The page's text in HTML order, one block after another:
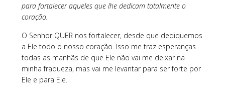
para fortalecer aqueles que lhe dedicam totalmente o
coração.
O Senhor QUER nos fortalecer, desde que dediquemos
a Ele todo o nosso coração. Isso me traz esperanças
todas as manhãs de que Ele não vai me deixar na
minha fraqueza, mas vai me levantar para ser forte por
Ele e para Ele.